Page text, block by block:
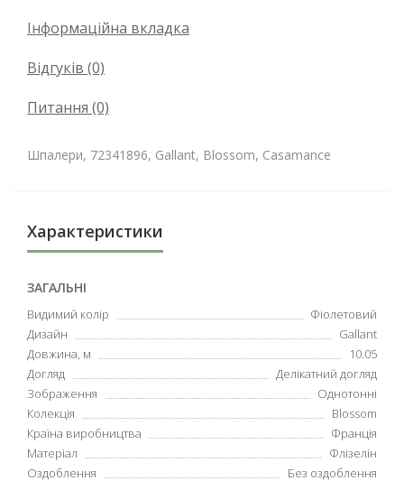
Інформаційна вкладка
Відгуків (0)
Питання (0)
Шпалери, 72341896, Gallant, Blossom, Casamance
Характеристики
ЗАГАЛЬНІ
Видимий колір
Фіолетовий
Дизайн
Gallant
Довжина, м
10.05
Догляд
Делікатний догляд
Зображення
Однотонні
Колекція
Blossom
Країна виробництва
Франція
Матеріал
Флізелін
Оздоблення
Без оздоблення